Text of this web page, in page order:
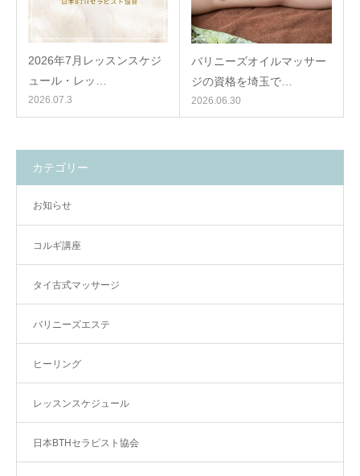
2026年7月レッスンスケジ
ュール・レッ…
2026.07.3
バリニーズオイルマッサー
ジの資格を埼玉で…
2026.06.30
カテゴリー
お知らせ
コルギ講座
タイ古式マッサージ
バリニーズエステ
ヒーリング
レッスンスケジュール
日本BTHセラピスト協会